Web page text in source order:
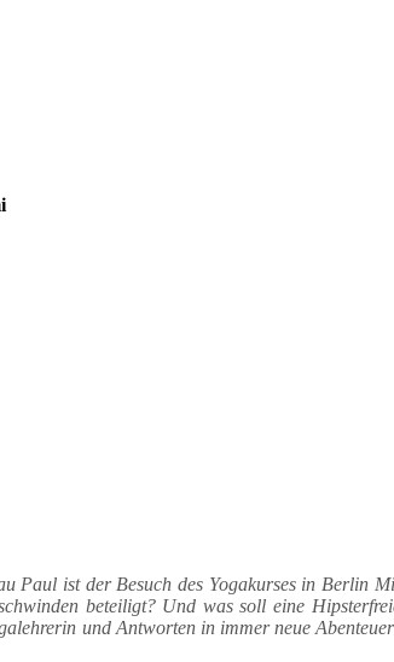
ist der Besuch des Yogakurses in Berlin
beteiligt? Und was soll eine
und Antworten in immer neue